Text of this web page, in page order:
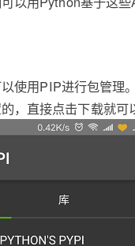
使用PIP进行包管理
，直接点击下载就可